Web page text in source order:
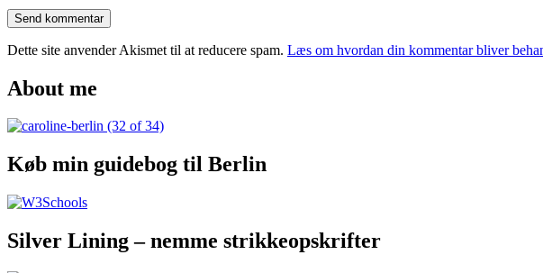
Dette site anvender Akismet til at reducere spam. Læs om hvordan din kommentar bliver
About me
Køb min guidebog til Berlin
Silver Lining – nemme strikkeopskrifter